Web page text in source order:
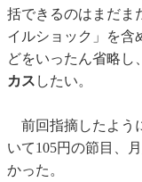
括できるのはまだま
イルショック」を含
どをいったん省略し、
カス したい。
前回指摘したよう
いて105円の節目、
かった。